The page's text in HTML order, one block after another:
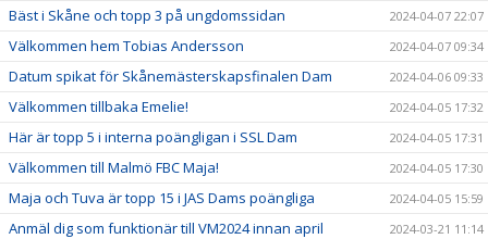
Bäst i Skåne och topp 3 på ungdomssidan 2024-04-07 22:07
Välkommen hem Tobias Andersson 2024-04-07 09:34
Datum spikat för Skånemästerskapsfinalen Dam 2024-04-06 09:33
Välkommen tillbaka Emelie! 2024-04-05 17:32
Här är topp 5 i interna poängligan i SSL Dam 2024-04-05 17:31
Välkommen till Malmö FBC Maja! 2024-04-05 17:30
Maja och Tuva är topp 15 i JAS Dams poängliga 2024-04-05 15:59
Anmäl dig som funktionär till VM2024 innan april 2024-03-21 11:14